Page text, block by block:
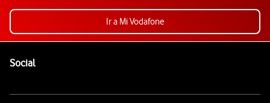
Ir a Mi Vodafone
SocialEnlaces a las redes sociales de Vodafone